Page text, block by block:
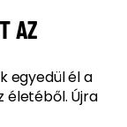
AZ
egyedül él a
életéből. Újra